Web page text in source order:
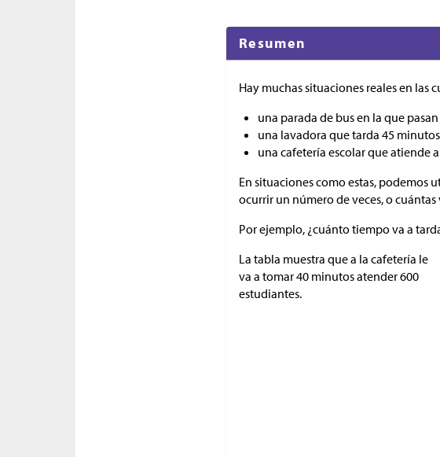
Resumen
Hay muchas situaciones reales en las
una parada de bus en la que
una lavadora que tarda 45
una cafetería escolar que atiende
En situaciones como estas, podemos
ocurrir un número de veces, o
Por ejemplo, ¿cuánto tiempo va a
La tabla muestra que a la cafetería le
va a tomar 40 minutos atender 600
estudiantes.